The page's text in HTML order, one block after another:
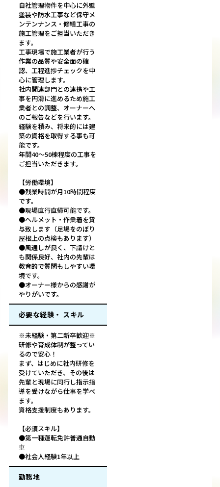
自社管理物件を中心に外壁
塗装や防水工事など保守メ
ンテンナンス・修繕工事の
施工管理をご担当いただき
ます。
工事現場で施工業者が行う
作業の品質や安全面の確
認、工程進捗チェックを中
心に管理します。
社内関連部門との連携や工
事を円滑に進めるため施工
業者との調整、オーナーへ
のご報告などを行います。
経験を積み、将来的には建
築の資格を取得する事も可
能です。
年間40～50棟程度の工事を
ご担当いただきます。
【労働環境】
●残業時間が月10時間程度
です。
●現場直行直帰可能です。
●ヘルメット・作業着を貸
与致します（足場をのぼり
屋根上の点検もあります）
●風通しが良く、下請けと
も関係良好、社内の先輩は
教育的で質問もしやすい環
境です。
●オーナー様からの感謝が
やりがいです。
必要な経験・ スキル
※未経験・第二新卒歓迎※
研修や育成体制が整ってい
るので安心！
まず、はじめに社内研修を
受けていただき、その後は
先輩と現場に同行し指示指
導を受けながら仕事を学べ
ます。
資格支援制度もあります。
【必須スキル】
●第一種運転免許普通自動
車
●社会人経験1年以上
勤務地